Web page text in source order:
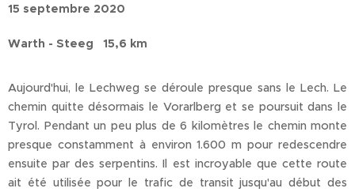
15 septembre 2020
Warth - Steeg 15,6 km
Aujourd'hui, le Lechweg se déroule presque sans le Lech. Le
chemin quitte désormais le Vorarlberg et se poursuit dans le
Tyrol. Pendant un peu plus de 6 kilomètres le chemin monte
presque constamment à environ 1.600 m pour redescendre
ensuite par des serpentins. Il est incroyable que cette route
ait été utilisée pour le trafic de transit jusqu'au début des